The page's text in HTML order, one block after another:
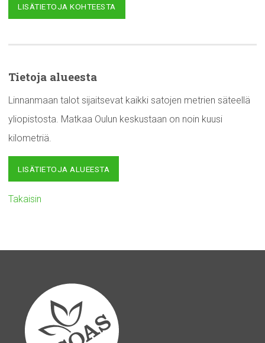
LISÄTIETOJA KOHTEESTA
Tietoja alueesta
Linnanmaan talot sijaitsevat kaikki satojen metrien säteellä
yliopistosta. Matkaa Oulun keskustaan on noin kuusi
kilometriä.
LISÄTIETOJA ALUEESTA
Takaisin